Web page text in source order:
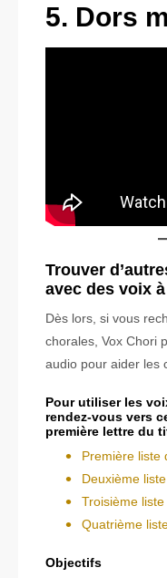
5. Dors
Trouver
avec des voix
Dès lors, si vous
chorales, Vox Chori
audio pour aider les
Pour utiliser les
rendez-vous vers
première lettre du
Première liste
Deuxième
Troisième
Quatrième
Objectifs